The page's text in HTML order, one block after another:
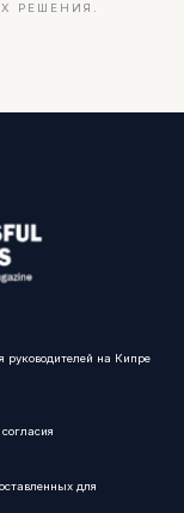
РЕШЕНИЯ.
руководителей на Кипре
для